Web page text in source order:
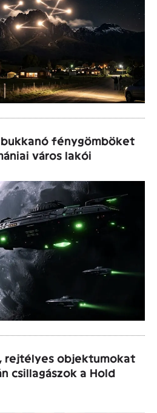
fénygömböket
város lakói
rejtélyes objektumokat
csillagászok a Hold